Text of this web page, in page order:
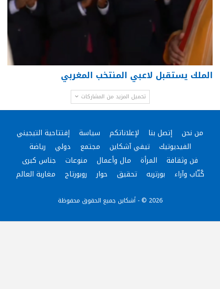
الملك يستقبل لاعبي المنتخب المغربي
تحميل المزيد من المشاركات
من نحن إتصل بنا لإعلاناتكم سياسة
إفتتاحية التيجيني
الفيديوتيك
تيفي آشكاين مجتمع دولي
رياضة
فن وثقافة
المرأة مال وأعمال منوعات
جناس كبرى
كُتّاب وآراء
بورتريه تحقيق حوار روبورتاج مغاربة العالم
2026 © - أشكاين جميع الحقوق محفوظة